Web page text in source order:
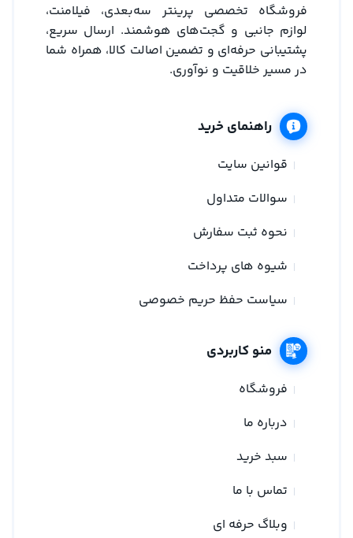
فروشگاه تخصصی پرینتر سه‌بعدی، فیلامنت،
لوازم جانبی و گجت‌های هوشمند. ارسال سریع،
پشتیبانی حرفه‌ای و تضمین اصالت کالا، همراه شما
در مسیر خلاقیت و نوآوری.
راهنمای خرید
قوانین سایت
سوالات متداول
نحوه ثبت سفارش
شیوه های پرداخت
سیاست حفظ حریم خصوصی
منو کاربردی
فروشگاه
درباره ما
سبد خرید
تماس با ما
وبلاگ حرفه ای